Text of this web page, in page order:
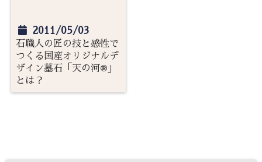
2011/05/03
石職人の匠の技と感性で
つくる国産オリジナルデ
ザイン墓石「天の河®」
とは？